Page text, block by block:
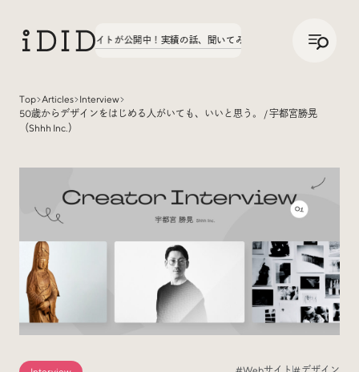
園70周年サイトが公開中！実績の話、聞いてみた。第3弾、八文字学園70周年サ
JP
Articles
Interview インタビュー
Sites Of Interest 今月の気になるサイト
Top Articles Interview
50歳からデザインをはじめる人がいても、いいと思う。 / 宇都宮勝晃
（Shhh Inc.）